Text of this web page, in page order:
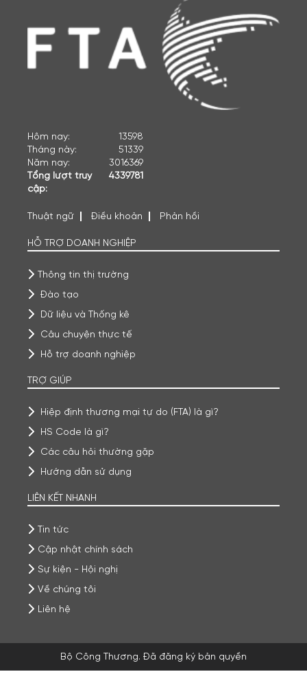
Hôm nay:
13598
Tháng này:
51339
Năm nay:
3016369
Tổng lượt truy
cập:
4339781
Thuật ngữ Điều khoản Phản hồi
HỖ TRỢ DOANH NGHIỆP
Thông tin thị trường
Đào tạo
Dữ liệu và Thống kê
Câu chuyện thực tế
Hỗ trợ doanh nghiệp
TRỢ GIÚP
Hiệp định thương mại tự do (FTA) là gì?
HS Code là gì?
Các câu hỏi thường gặp
Hướng dẫn sử dụng
LIÊN KẾT NHANH
Tin tức
Cập nhật chính sách
Sự kiện - Hội nghị
Về chúng tôi
Liên hệ
Bộ Công Thương. Đã đăng ký bản quyền